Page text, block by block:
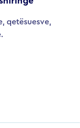
qetësuesve,